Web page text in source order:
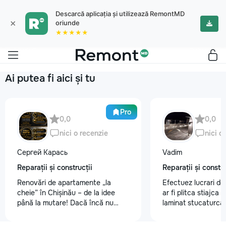
×
Descarcă aplicația și utilizează RemontMD
oriunde
★★★★★
Ai putea fi aici și tu
Pro
0,0
nici o recenzie
Сергей Карась
Reparații și construcții
Renovări de apartamente „la
cheie” în Chișinău – de la idee
până la mutare! Dacă încă nu
0,0
nici o
Vadim
Reparații și
Efectuez lucrari
ar fi plitca stiajca
laminat